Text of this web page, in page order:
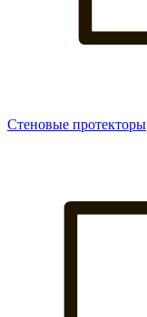
Стеновые протекторы